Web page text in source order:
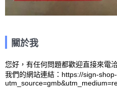
關於我
您好，有任何問題都歡迎直接來電
我們的網站連結：https://sign-